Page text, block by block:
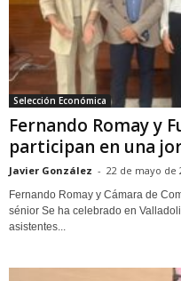
Selección Económica
Fernando Romay y
participan en una
Javier González - 22 de mayo de
Fernando Romay y Cámara de
sénior Se ha celebrado en
asistentes...